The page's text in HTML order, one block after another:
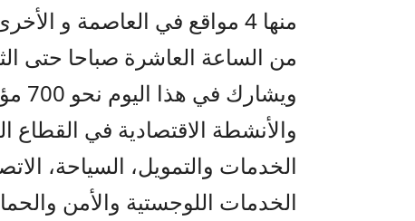
منها 4 مواقع في العاصمة و
من الساعة العاشرة صباحا حتى
والأنشطة الاقتصادية في القطاع
الخدمات والتمويل، السياحة،
الخدمات اللوجستية والأمن